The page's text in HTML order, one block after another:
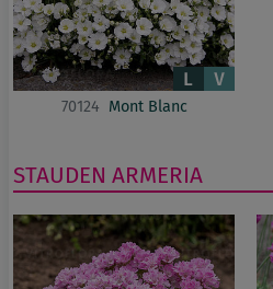
70124 Mont Blanc
STAUDEN ARMERIA